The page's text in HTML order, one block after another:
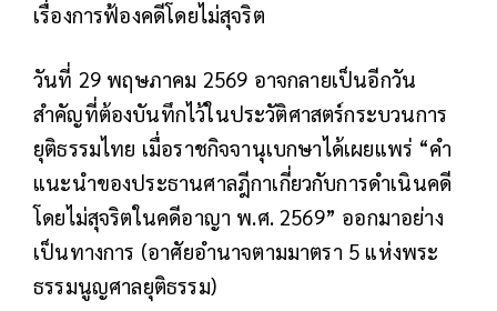
เรื่องการฟ้องคดีโดยไม่สุจริต
วันที่ 29 พฤษภาคม 2569 อาจกลายเป็นอีกวัน
สำคัญที่ต้องบันทึกไว้ในประวัติศาสตร์กระบวนการ
ยุติธรรมไทย เมื่อราชกิจจานุเบกษาได้เผยแพร่ “คำ
แนะนำของประธานศาลฎีกาเกี่ยวกับการดำเนินคดี
โดยไม่สุจริตในคดีอาญา พ.ศ. 2569” ออกมาอย่าง
เป็นทางการ (อาศัยอำนาจตามมาตรา 5 แห่งพระ
ธรรมนูญศาลยุติธรรม)